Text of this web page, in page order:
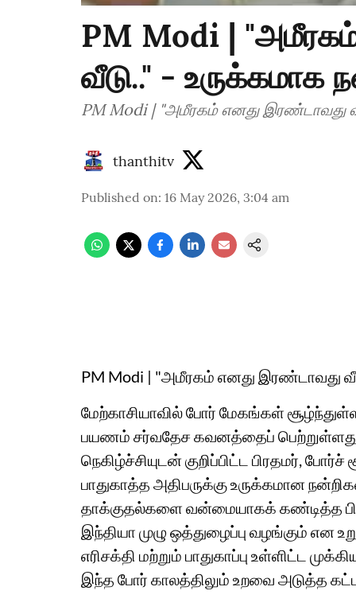
PM Modi |
வீடு.." -
PM Modi | "அமீரகம் எனது இரண்டாவது
thanthitv
Published on: 16 May 2026, 3:04 am
PM Modi | "அமீரகம் எனது இரண்டாவது
மேற்காசியாவில் போர் மேகங்கள் சூழ்ந்துள்ள
பயணம் சர்வதேச கவனத்தைப்
நெகிழ்ச்சியுடன் குறிப்பிட்ட பிரதமர்,
பாதுகாத்த அதிபருக்கு உருக்கமான
தாக்குதல்களை வன்மையாகக் கண்டித்த
இந்தியா முழு ஒத்துழைப்பு வழங்கும் என
எரிசக்தி மற்றும் பாதுகாப்பு உள்ளிட்ட
இந்த போர் காலத்திலும் உறவை அடுத்த